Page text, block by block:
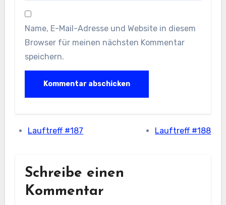
Name, E-Mail-Adresse und Website in diesem
Browser für meinen nächsten Kommentar
speichern.
Lauftreff #187 Lauftreff #188
Schreibe einen
Kommentar